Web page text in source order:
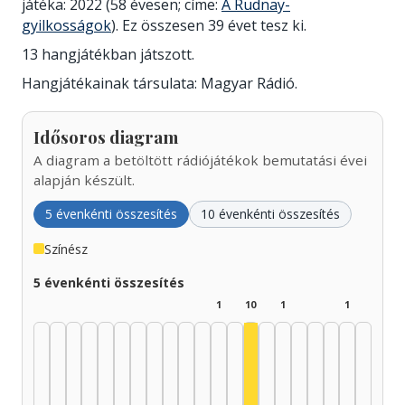
játéka: 2022 (58 évesen; címe: A Rudnay-
gyilkosságok). Ez összesen 39 évet tesz ki.
13 hangjátékban játszott.
Hangjátékainak társulata: Magyar Rádió.
Idősoros diagram
A diagram a betöltött rádiójátékok bemutatási évei
alapján készült.
5 évenkénti összesítés 10 évenkénti összesítés
Színész
5 évenkénti összesítés
1 10 1 1